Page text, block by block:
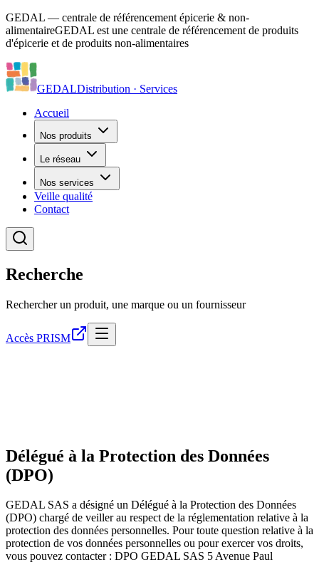
GEDAL — centrale de référencement épicerie & non-
alimentaireGEDAL est une centrale de référencement de produits
d'épicerie et de produits non-alimentaires
GEDALDistribution · Services
Accueil
Nos produits
Le réseau
Nos services
Veille qualité
Contact
Recherche
Rechercher un produit, une marque ou un fournisseur
Accès PRISM
Délégué à la Protection des Données
(DPO)
GEDAL SAS a désigné un Délégué à la Protection des Données
(DPO) chargé de veiller au respect de la réglementation relative à la
protection des données personnelles. Pour toute question relative à la
protection de vos données personnelles ou pour exercer vos droits,
vous pouvez contacter : DPO GEDAL SAS 5 Avenue Paul